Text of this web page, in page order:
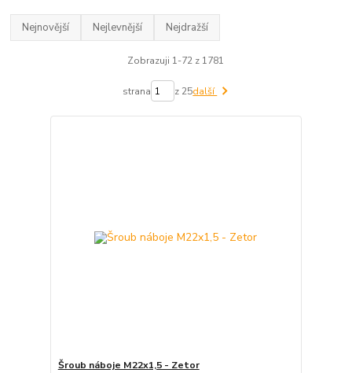
Nejnovější Nejlevnější Nejdražší
Zobrazuji 1-72 z 1781
strana z 25další
Šroub náboje M22x1,5 - Zetor